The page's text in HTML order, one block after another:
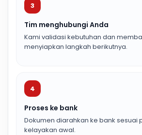
3
Tim menghubungi Anda
Kami validasi kebutuhan dan
menyiapkan langkah berikutnya.
4
Proses ke bank
Dokumen diarahkan ke bank sesuai
kelayakan awal.